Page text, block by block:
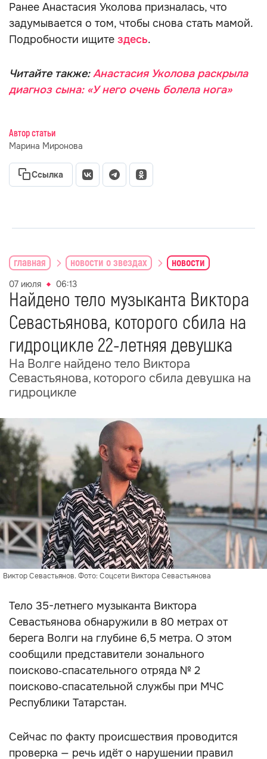
Ранее Анастасия Уколова призналась, что
задумывается о том, чтобы снова стать мамой.
Подробности ищите здесь.
Читайте также:Анастасия Уколова раскрыла
диагноз сына: «У него очень болела нога»
Автор статьи
Марина Миронова
Ссылка
главная новости о звездах новости
07 июля 06:13
Найдено тело музыканта Виктора
Севастьянова, которого сбила на
гидроцикле 22-летняя девушка
На Волге найдено тело Виктора
Севастьянова, которого сбила девушка на
гидроцикле
Виктор Севастьянов. Фото: Соцсети Виктора Севастьянова
Тело 35-летнего музыканта Виктора
Севастьянова обнаружили в 80 метрах от
берега Волги на глубине 6,5 метра. О этом
сообщили представители зонального
поисково‑спасательного отряда № 2
поисково‑спасательной службы при МЧС
Республики Татарстан.
Сейчас по факту происшествия проводится
проверка — речь идёт о нарушении правил